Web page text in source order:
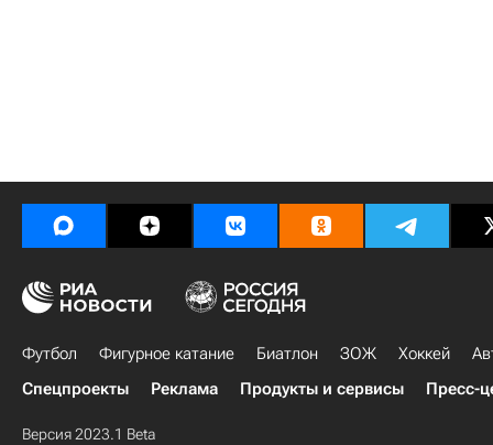
Футбол Фигурное катание Биатлон ЗОЖ Хоккей
Спецпроекты
Реклама Продукты и сервисы Пресс-
Версия 2023.1 Beta